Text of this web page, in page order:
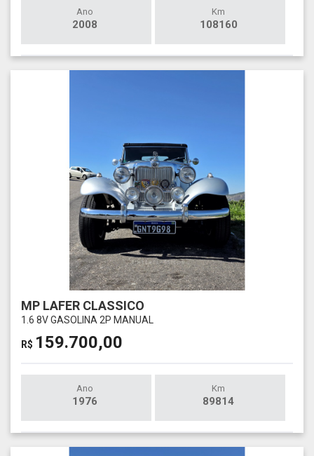
Ano
2008
Km
108160
MP LAFER CLASSICO
1.6 8V GASOLINA 2P MANUAL
R$ 159.700,00
Ano
1976
Km
89814